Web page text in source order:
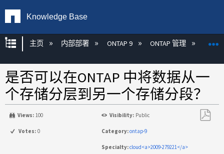
Knowledge Base
扩展/隐缩全局层次
主页 内部部署 ONTAP 9 ONTAP 管理
是否可以在ONTAP 中将数据从一
个存储分层到另一个存储分段？
Views: 100 Visibility: Public
Votes: 0 Category:ontap-9
Specialty:cloud<a>2009-279221</a>